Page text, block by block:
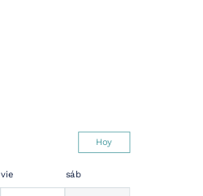
Hoy
vie sáb